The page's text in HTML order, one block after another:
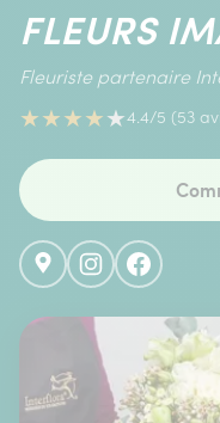
FLEURS
Fleuriste partenaire
★★★★★4.4/5 (53